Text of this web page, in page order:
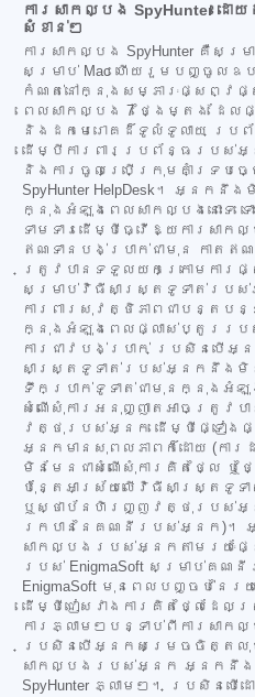
ការសាកល្បង SpyHunter
សំខាន់ៗ
ការសាកល្បង SpyHunter គឺសម្រា
សម្រាប់ Mac ហើយរួមបញ្ចូលឧ
កំណត់នៅក្នុងសម្ភារៈផ្សព្វផ្
ពេលសាកល្បង 7 ថ្ងៃម្តង ដ
និងដកមេរោគដ៏ទូលំទូលាយ ប្រ
ដើម្បីការពារប្រព័ន្ធរបស់អ្ន
និងការចូលប្រើក្រុមគាំទ្របច្ច
SpyHunter HelpDesk។ អ្នក
ក្នុងអំឡុងពេលសាកល្បងនោះទេ ទ
ទាមទារដើម្បីធ្វើឱ្យការសា
ឥណទានបង់ប្រាក់ជាមុន កាតឥ
ត្រូវបានទទួលយកក្រោមការផ្
សម្រាប់វិធីសាស្ត្រទូទាត់របស់
ការពារសុវត្ថិភាពជាបន្តបន្
ក្នុងអំឡុងពេលផ្លាស់ប្តូររប
ការជាវបង់ប្រាក់ ប្រសិនបើ
សាស្ត្រទូទាត់របស់អ្នកនឹងមិ
ទឹកប្រាក់ទូទាត់ជាមុនក្នុងអំឡុងព
សំណើសុំការអនុញ្ញាតអាចត្រូវប
វត្ថុរបស់អ្នក ដើម្បីផ្ទៀងផ្
អ្នកមានសុពលភាពក៏ដោយ (ការដ
មិនមែនជាសំណើសុំការគិតថ្លៃ ឬថ្លៃ
ប៉ុន្តែអាស្រ័យលើវិធីសាស្ត្រទូ
ឬស្ថាប័នហិរញ្ញវត្ថុរបស់អ្ន
រកបាននៃគណនីរបស់អ្នក)។ អ្
សាកល្បងរបស់អ្នកតាមរយៈផ្នែ
របស់ EnigmaSoft សម្រាប់គ
EnigmaSoft មុនពេលបញ្ចប់នៃរ
ដើម្បីជៀសវាងការគិតថ្លៃដែ
ការភ្លាមៗបន្ទាប់ពីការស
ប្រសិនបើអ្នកសម្រេចចិត្តលុ
សាកល្បងរបស់អ្នក អ្នកនឹង
SpyHunter ភ្លាមៗ។ ប្រសិនបើ